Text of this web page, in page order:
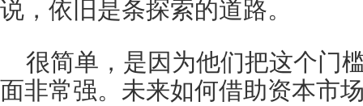
说，依旧是条探索的道路。
很简单，是因为他们把这个门
面非常强。未来如何借助资本市